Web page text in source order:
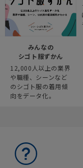
みんなの
シゴト服ずかん
12,000人以上の業界
や職種、シーンなど
のシゴト服の着用傾
向をデータ化。